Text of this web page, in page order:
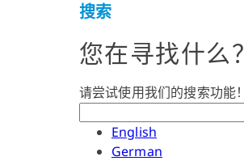
搜索
您在寻找什么？
请尝试使用我们的搜索功能！
English
German